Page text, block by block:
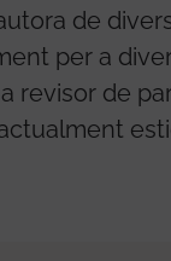
de
per a
revisor de